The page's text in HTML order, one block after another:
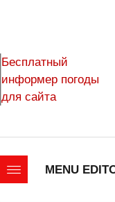
Бесплатный
информер погоды
для сайта
MENU